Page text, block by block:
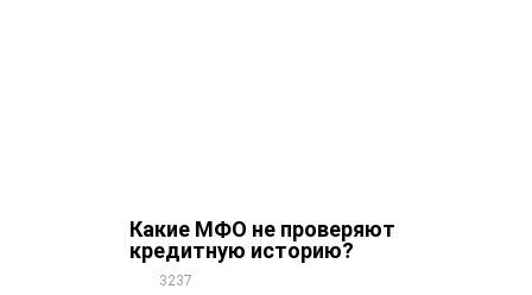
Какие МФО не проверяют
кредитную историю?
3237